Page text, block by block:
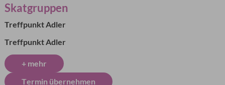
Skatgruppen
Treffpunkt Adler
Treffpunkt Adler
+ mehr
Termin übernehmen